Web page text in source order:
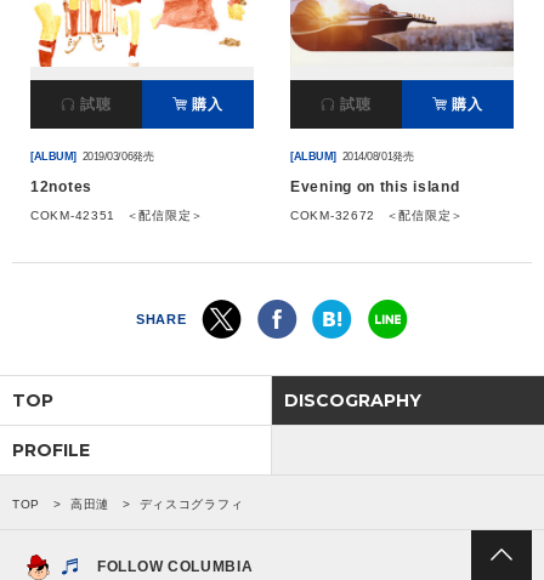
直営ショップ
サイトマップ
閉じる
試聴 購入
[ALBUM] 2019/03/06発売
12notes
COKM-42351 ＜配信限定＞
試聴 購入
[ALBUM] 2014/08/01発売
Evening on this island
COKM-32672 ＜配信限定＞
SHARE
TOP DISCOGRAPHY
PROFILE
TOP 高田漣 ディスコグラフィ
FOLLOW COLUMBIA